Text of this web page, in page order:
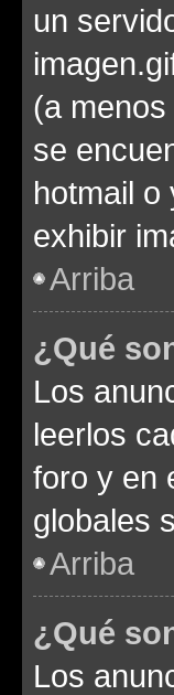
un
(a
se
hotmail o
exhibir
Arriba
¿Qué
Los
leerlos
foro y en
globales
Arriba
¿Qué
Los